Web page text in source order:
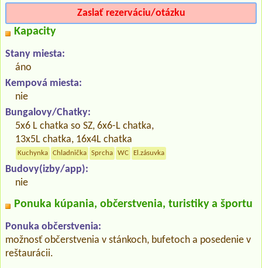
Zaslať rezerváciu/otázku
Kapacity
Stany miesta:
áno
Kempová miesta:
nie
Bungalovy/Chatky:
5x6 L chatka so SZ, 6x6-L chatka,
13x5L chatka, 16x4L chatka
Kuchynka Chladnička Sprcha WC El.zásuvka
Budovy(izby/app):
nie
Ponuka kúpania, občerstvenia, turistiky a športu
Ponuka občerstvenia:
možnosť občerstvenia v stánkoch, bufetoch a posedenie v
reštaurácii.